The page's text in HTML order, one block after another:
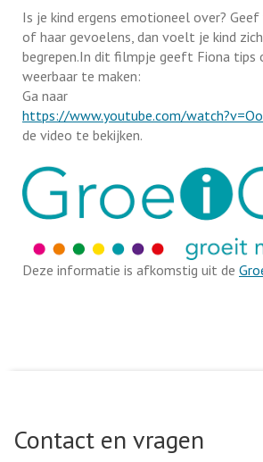
Is je kind ergens emotioneel over?
of haar gevoelens, dan voelt je kind
begrepen.In dit filmpje geeft Fiona tips
weerbaar te maken:
Ga naar
https://www.youtube.com/
de video te bekijken.
Deze informatie is afkomstig uit de
Contact en vragen